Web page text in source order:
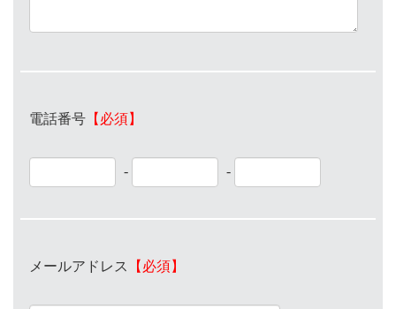
電話番号 【必須】
- -
メールアドレス 【必須】